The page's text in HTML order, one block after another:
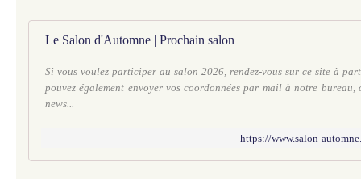
Le Salon d'Automne | Prochain salon
Si vous voulez participer au salon 2026, rendez-vous sur ce site à
pouvez également envoyer vos coordonnées par mail à notre
news...
https://www.salon-